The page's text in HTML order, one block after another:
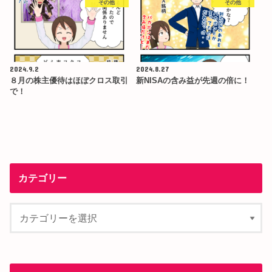
その他
2024.9.2
８月の株主優待はほぼクロス取引
で！
その他
2024.8.27
新NISAの含み益が先週の倍に！
カテゴリー